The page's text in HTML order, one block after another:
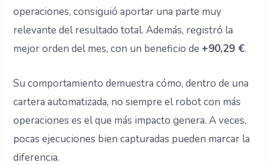
operaciones, consiguió aportar una parte muy
relevante del resultado total. Además, registró la
mejor orden del mes, con un beneficio de +90,29 €.
Su comportamiento demuestra cómo, dentro de una
cartera automatizada, no siempre el robot con más
operaciones es el que más impacto genera. A veces,
pocas ejecuciones bien capturadas pueden marcar la
diferencia.